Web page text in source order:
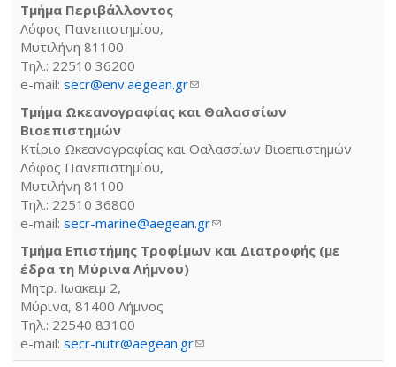
Τμήμα Περιβάλλοντος
Λόφος Πανεπιστημίου,
Μυτιλήνη 81100
Τηλ.: 22510 36200
e-mail: secr@env.aegean.gr(link sends e-mail)
Τμήμα Ωκεανογραφίας και Θαλασσίων
Βιοεπιστημών
Κτίριο Ωκεανογραφίας και Θαλασσίων Βιοεπιστημών
Λόφος Πανεπιστημίου,
Μυτιλήνη 81100
Τηλ.: 22510 36800
e-mail: secr-marine@aegean.gr(link sends e-mail)
Τμήμα Επιστήμης Τροφίμων και Διατροφής (με
έδρα τη Μύρινα Λήμνου)
Μητρ. Ιωακειμ 2,
Μύρινα, 81400 Λήμνος
Τηλ.: 22540 83100
e-mail: secr-nutr@aegean.gr(link sends e-mail)